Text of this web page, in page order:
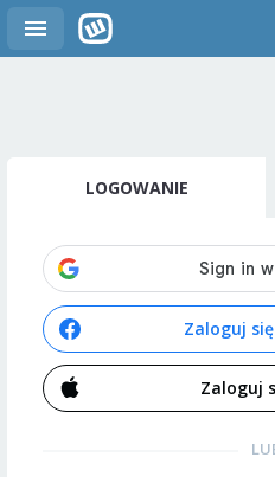
LOGOWANIE
Zaloguj
Zaloguj